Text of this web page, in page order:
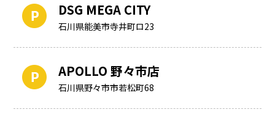
HOME
DSG MEGA CITY
石川県能美市寺井町ロ23
APOLLO 野々市店
石川県野々市市若松町68